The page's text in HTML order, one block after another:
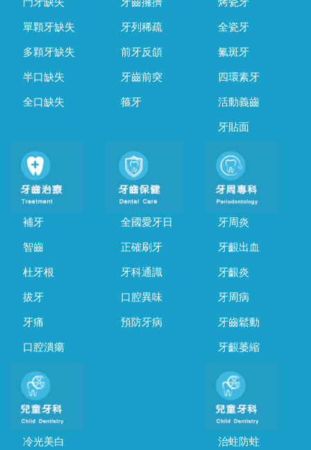
門牙缺失
單顆牙缺失
多顆牙缺失
半口缺失
全口缺失
牙齒擁擠
牙列稀疏
前牙反頜
牙齒前突
箍牙
烤瓷牙
全瓷牙
氟斑牙
四環素牙
活動義齒
牙貼面
補牙
智齒
杜牙根
拔牙
牙痛
口腔潰瘍
全國愛牙日
正確刷牙
牙科通識
口腔異味
預防牙病
牙周炎
牙齦出血
牙齦炎
牙周病
牙齒鬆動
牙齦萎縮
冷光美白 治蛀防蛀